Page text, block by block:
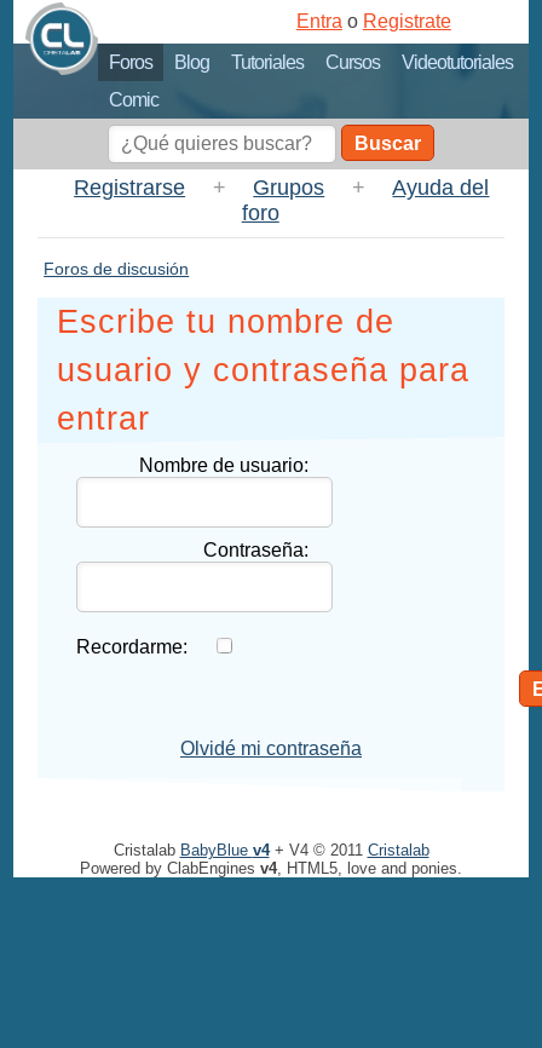
Foros Blog Tutoriales Cursos
Videotutoriales
Comic
Entra o Registrate
Buscar
Registrarse + Grupos +
Ayuda del
foro
Foros de discusión
Escribe tu nombre de
usuario y contraseña para
entrar
Nombre de usuario:
Contraseña:
Recordarme:
Olvidé mi contraseña
Cristalab BabyBlue v4+ V4 © 2011 Cristalab
Powered by ClabEngines v4, HTML5, love and ponies.